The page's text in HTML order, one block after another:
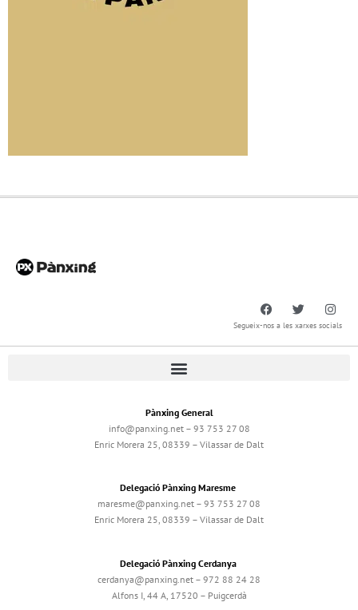
Segueix-nos a les xarxes socials
Pànxing General
info@panxing.net – 93 753 27 08
Enric Morera 25, 08339 – Vilassar de Dalt
Delegació Pànxing Maresme
maresme@panxing.net – 93 753 27 08
Enric Morera 25, 08339 – Vilassar de Dalt
Delegació Pànxing Cerdanya
cerdanya@panxing.net – 972 88 24 28
Alfons I, 44 A, 17520 – Puigcerdà